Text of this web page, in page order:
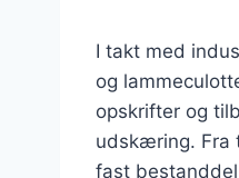
I takt med
og
opskrifter og
udskæring. Fra
fast